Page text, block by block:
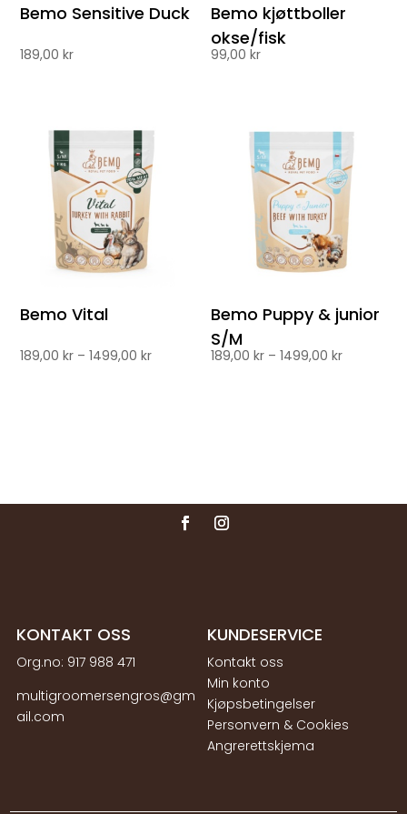
Bemo Sensitive Duck
189,00kr
Bemo kjøttboller
okse/fisk
99,00kr
Bemo Vital
189,00kr – 1499,00krPrisområde:
Bemo Puppy & junior
S/M
189,00kr – 1499,00kr
KONTAKT OSS
Org.no: 917 988 471
multigroomersengros@gm
ail.com
KUNDESERVICE
Kontakt oss
Min konto
Kjøpsbetingelser
Personvern & Cookies
Angrerettskjema